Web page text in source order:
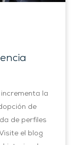
la
de
de perfiles
el blog